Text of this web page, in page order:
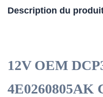
Description du
12V OEM
4E0260805AK